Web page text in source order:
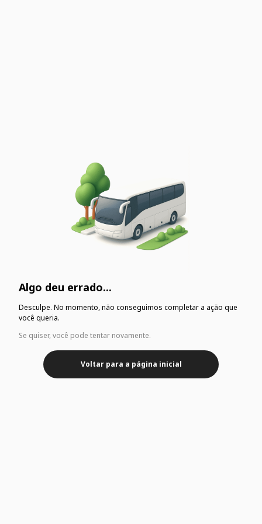
Algo deu errado...
Desculpe. No momento, não conseguimos completar a ação que
você queria.
Se quiser, você pode tentar novamente.
Voltar para a página inicial